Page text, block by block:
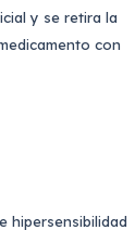
y se retira la
con